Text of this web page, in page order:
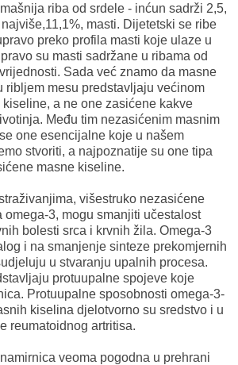
riba od srdele - inćun sadrži 2,5,
masti. Dijetetski se ribe
preko profila masti koje ulaze u
su masti sadržane u ribama od
Sada već znamo da masne
ribljem mesu predstavljaju većinom
a ne one zasićene kakve
Među tim nezasićenim masnim
one esencijalne koje u našem
stvoriti, a najpoznatije su one tipa
masne kiseline.
višestruko nezasićene
omega-3, mogu smanjiti učestalost
bolesti srca i krvnih žila. Omega-3
i na smanjenje sinteze prekomjernih
u stvaranju upalnih procesa.
protuupalne spojeve koje
Protuupalne sposobnosti omega-3-
kiselina djelotvorno su sredstvo i u
reumatoidnog artritisa.
veoma pogodna u prehrani